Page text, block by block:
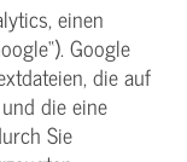
einen
Google
die auf
die eine
Sie